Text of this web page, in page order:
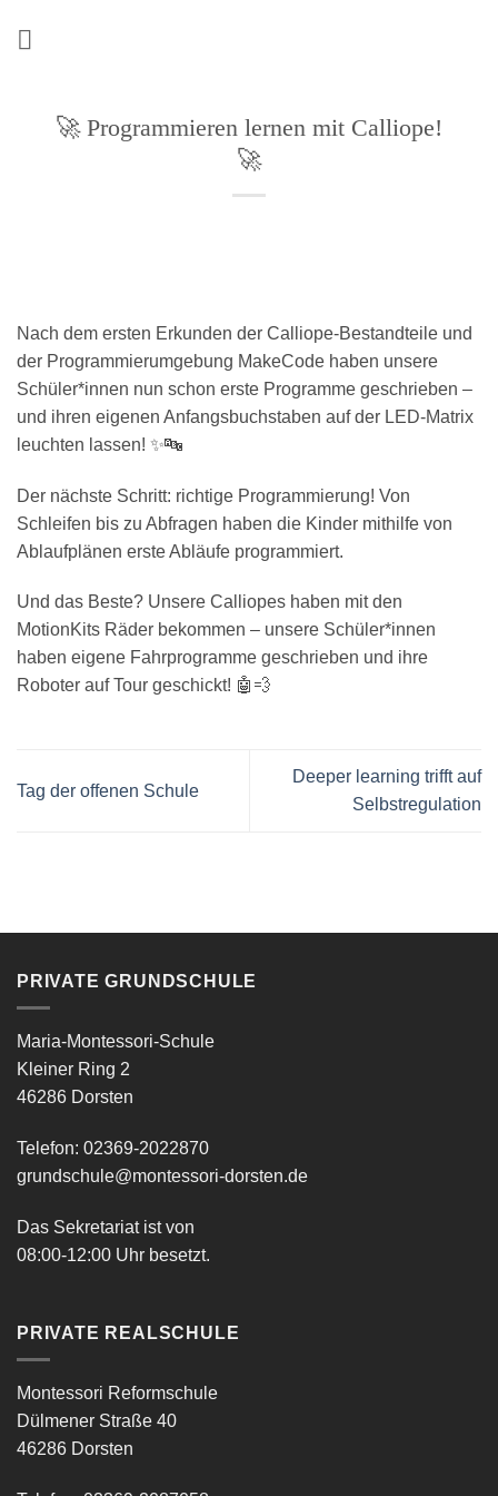
🚀 Programmieren lernen mit Calliope!
🚀
Nach dem ersten Erkunden der Calliope-Bestandteile und
der Programmierumgebung MakeCode haben unsere
Schüler*innen nun schon erste Programme geschrieben –
und ihren eigenen Anfangsbuchstaben auf der LED-Matrix
leuchten lassen! ✨🔤
Der nächste Schritt: richtige Programmierung! Von
Schleifen bis zu Abfragen haben die Kinder mithilfe von
Ablaufplänen erste Abläufe programmiert.
Und das Beste? Unsere Calliopes haben mit den
MotionKits Räder bekommen – unsere Schüler*innen
haben eigene Fahrprogramme geschrieben und ihre
Roboter auf Tour geschickt! 🤖💨
Tag der offenen Schule
Deeper learning trifft auf
Selbstregulation
PRIVATE GRUNDSCHULE
Maria-Montessori-Schule
Kleiner Ring 2
46286 Dorsten
Telefon: 02369-2022870
grundschule@montessori-dorsten.de
Das Sekretariat ist von
08:00-12:00 Uhr besetzt.
PRIVATE REALSCHULE
Montessori Reformschule
Dülmener Straße 40
46286 Dorsten